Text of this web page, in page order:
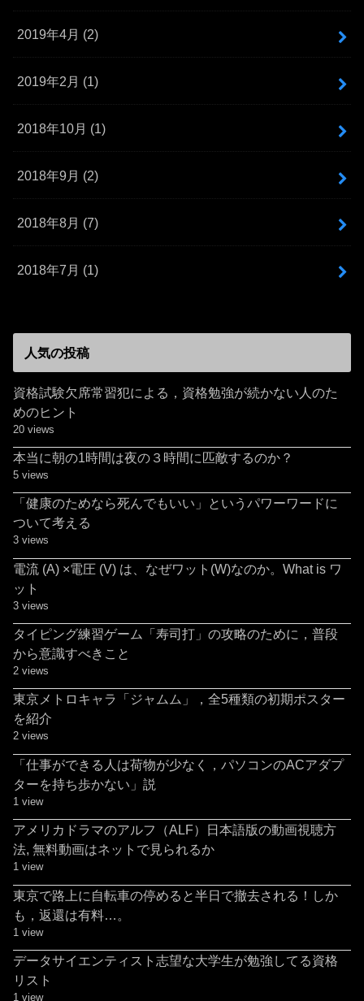
2019年4月 (2)
2019年2月 (1)
2018年10月 (1)
2018年9月 (2)
2018年8月 (7)
2018年7月 (1)
人気の投稿
資格試験欠席常習犯による，資格勉強が続かない人のた
めのヒント
20 views
本当に朝の1時間は夜の３時間に匹敵するのか？
5 views
「健康のためなら死んでもいい」というパワーワードに
ついて考える
3 views
電流 (A) ×電圧 (V) は、なぜワット(W)なのか。What is ワ
ット
3 views
タイピング練習ゲーム「寿司打」の攻略のために，普段
から意識すべきこと
2 views
東京メトロキャラ「ジャムム」，全5種類の初期ポスター
を紹介
2 views
「仕事ができる人は荷物が少なく，パソコンのACアダプ
ターを持ち歩かない」説
1 view
アメリカドラマのアルフ（ALF）日本語版の動画視聴方
法, 無料動画はネットで見られるか
1 view
東京で路上に自転車の停めると半日で撤去される！しか
も，返還は有料…。
1 view
データサイエンティスト志望な大学生が勉強してる資格
リスト
1 view